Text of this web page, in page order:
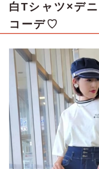
白Tシャツ×デ
コーデ♡